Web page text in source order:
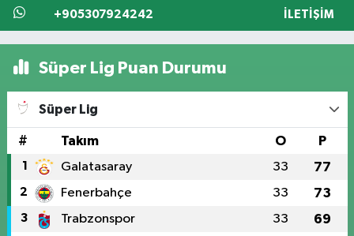
+905307924242 İLETIŞIM
Süper Lig Puan Durumu
Süper Lig
# Takım O P
1 Galatasaray 33 77
2 Fenerbahçe 33 73
3 Trabzonspor 33 69